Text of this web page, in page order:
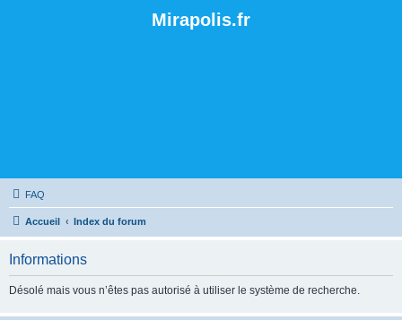
Mirapolis.fr
FAQ
Accueil Index du forum
Informations
Désolé mais vous n’êtes pas autorisé à utiliser le système de recherche.